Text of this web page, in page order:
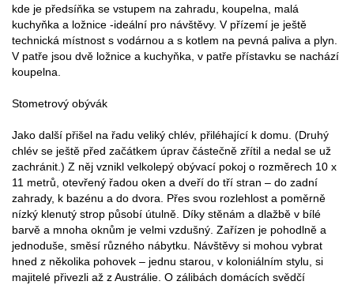
kde je předsíňka se vstupem na zahradu, koupelna, malá
kuchyňka a ložnice -ideální pro návštěvy. V přízemí je ještě
technická místnost s vodárnou a s kotlem na pevná paliva a plyn.
V patře jsou dvě ložnice a kuchyňka, v patře přístavku se nachází
koupelna.
Stometrový obývák
Jako další přišel na řadu veliký chlév, přiléhající k domu. (Druhý
chlév se ještě před začátkem úprav částečně zřítil a nedal se už
zachránit.) Z něj vznikl velkolepý obývací pokoj o rozměrech 10 x
11 metrů, otevřený řadou oken a dveří do tří stran – do zadní
zahrady, k bazénu a do dvora. Přes svou rozlehlost a poměrně
nízký klenutý strop působí útulně. Díky stěnám a dlažbě v bílé
barvě a mnoha oknům je velmi vzdušný. Zařízen je pohodlně a
jednoduše, směsí různého nábytku. Návštěvy si mohou vybrat
hned z několika pohovek – jednu starou, v koloniálním stylu, si
majitelé přivezli až z Austrálie. O zálibách domácích svědčí